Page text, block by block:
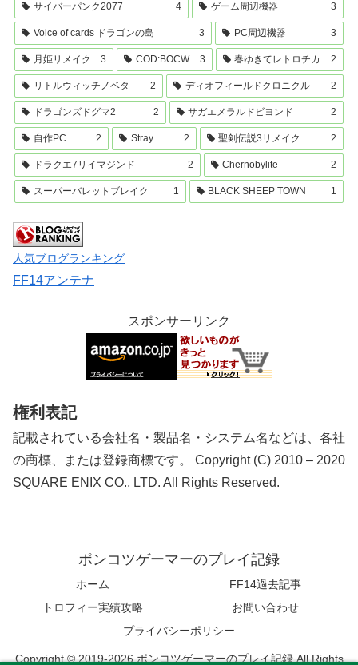
サイバーパンク2077 4 ゲーム周辺機器 3
Voice of cards ドラゴンの島 3 PC周辺機器 3
月姫リメイク 3 COD:BOCW 3 春ゆきてレトロチカ 2
リトルウィッチノベタ 2 ディオフィールドクロニクル 2
ドラゴンズドグマ2 2 サガエメラルドビヨンド 2
自作PC 2 Stray 2 聖剣伝説3リメイク 2
ドラクエ7リイマジンド 2 Chernobylite 2
スーパーバレットブレイク 1 BLACK SHEEP TOWN 1
人気ブログランキング
FF14アンテナ
スポンサーリンク
権利表記
記載されている会社名・製品名・システム名などは、各社
の商標、または登録商標です。 Copyright (C) 2010 – 2020
SQUARE ENIX CO., LTD. All Rights Reserved.
ポンコツゲーマーのプレイ記録
ホーム
FF14過去記事
トロフィー実績攻略
お問い合わせ
プライバシーポリシー
Copyright © 2019-2026 ポンコツゲーマーのプレイ記録 All Rights